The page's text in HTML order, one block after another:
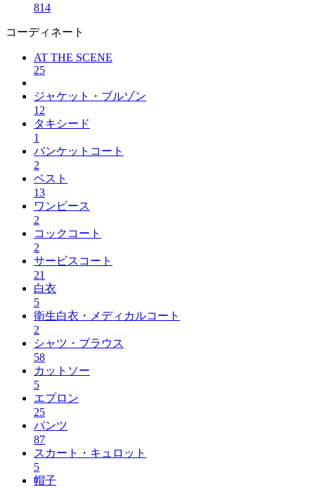
814
コーディネート
AT THE SCENE
25
ジャケット・ブルゾン
12
タキシード
1
バンケットコート
2
ベスト
13
ワンピース
2
コックコート
2
サービスコート
21
白衣
5
衛生白衣・メディカルコート
2
シャツ・ブラウス
58
カットソー
5
エプロン
25
パンツ
87
スカート・キュロット
5
帽子